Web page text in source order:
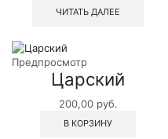
ЧИТАТЬ ДАЛЕЕ
Предпросмотр
Царский
200,00 руб.
В КОРЗИНУ